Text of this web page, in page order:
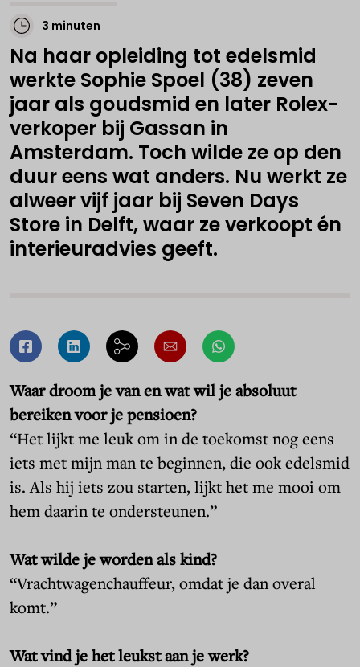
3 minuten
Na haar opleiding tot edelsmid
werkte Sophie Spoel (38) zeven
jaar als goudsmid en later Rolex-
verkoper bij Gassan in
Amsterdam. Toch wilde ze op den
duur eens wat anders. Nu werkt ze
alweer vijf jaar bij Seven Days
Store in Delft, waar ze verkoopt én
interieuradvies geeft.
Waar droom je van en wat wil je absoluut
bereiken voor je pensioen?
“Het lijkt me leuk om in de toekomst nog eens
iets met mijn man te beginnen, die ook edelsmid
is. Als hij iets zou starten, lijkt het me mooi om
hem daarin te ondersteunen.”
Wat wilde je worden als kind?
“Vrachtwagenchauffeur, omdat je dan overal
komt.”
Wat vind je het leukst aan je werk?